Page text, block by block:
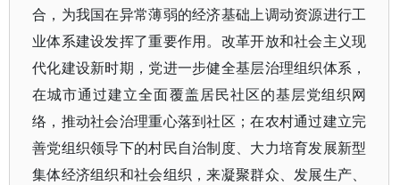
合，为我国在异常薄弱的经济基础上调动资源进行工
业体系建设发挥了重要作用。改革开放和社会主义现
代化建设新时期，党进一步健全基层治理组织体系，
在城市通过建立全面覆盖居民社区的基层党组织网
络，推动社会治理重心落到社区；在农村通过建立完
善党组织领导下的村民自治制度、大力培育发展新型
集体经济组织和社会组织，来凝聚群众、发展生产、